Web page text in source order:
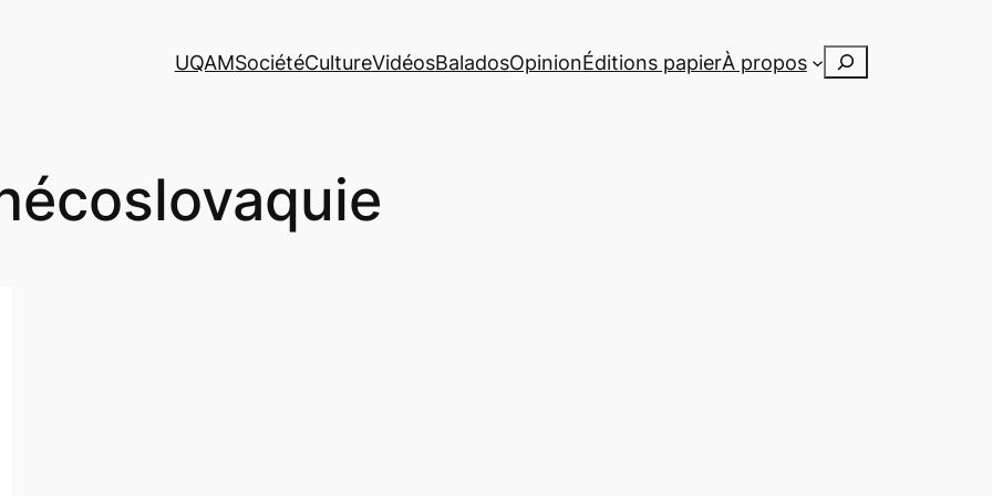
UQAMSociétéCultureVidéosBaladosOpinionÉditions papierÀ propos Rechercher